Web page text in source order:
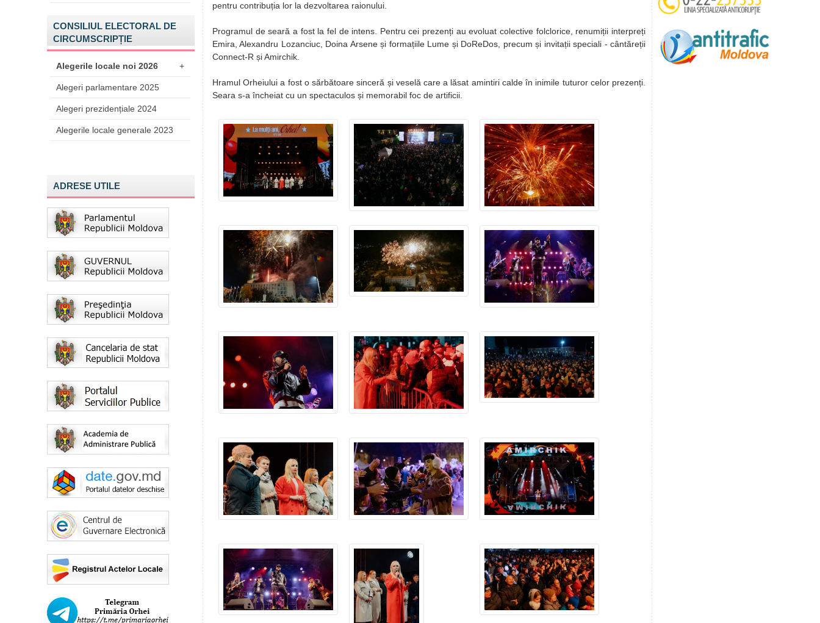
CONSILIUL ELECTORAL DE
CIRCUMSCRIPȚIE
Alegerile locale noi 2026 +
Alegeri parlamentare 2025
Alegeri prezidențiale 2024
Alegerile locale generale 2023
ADRESE UTILE
pentru contribuția lor la dezvoltarea raionului.
Programul de seară a fost la fel de intens. Pentru cei prezenți au evoluat colective folclorice, renumiții interpreți
Emira, Alexandru Lozanciuc, Doina Arsene și formațiile Lume și DoReDos, precum și invitații speciali - cântăreții
Connect-R și Amirchik.
Hramul Orheiului a fost o sărbătoare sinceră și veselă care a lăsat amintiri calde în inimile tuturor celor prezenți.
Seara s-a încheiat cu un spectaculos și memorabil foc de artificii.